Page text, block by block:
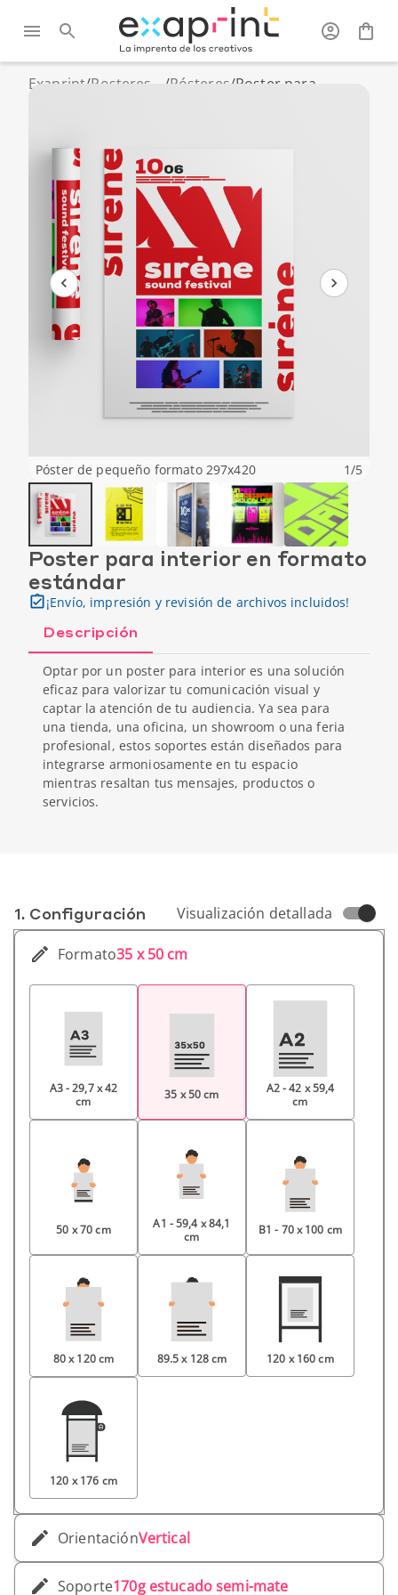
Exaprint/Posteres,
/Pósteres/Poster para
Póster de pequeño formato 297x420 1/5
Poster para interior en formato
estándar
¡Envío, impresión y revisión de archivos incluidos!
Descripción
Optar por un poster para interior es una solución
eficaz para valorizar tu comunicación visual y
captar la atención de tu audiencia. Ya sea para
una tienda, una oficina, un showroom o una feria
profesional, estos soportes están diseñados para
integrarse armoniosamente en tu espacio
mientras resaltan tus mensajes, productos o
servicios.
1. Conf­iguración Visualización detallada
Formato35 x 50 cm
A3 - 29,7 x 42
cm
35 x 50 cm
A2 - 42 x 59,4
cm
50 x 70 cm
A1 - 59,4 x 84,1
cm
B1 - 70 x 100 cm
80 x 120 cm 89.5 x 128 cm 120 x 160 cm
120 x 176 cm
OrientaciónVertical
Soporte170g estucado semi-mate